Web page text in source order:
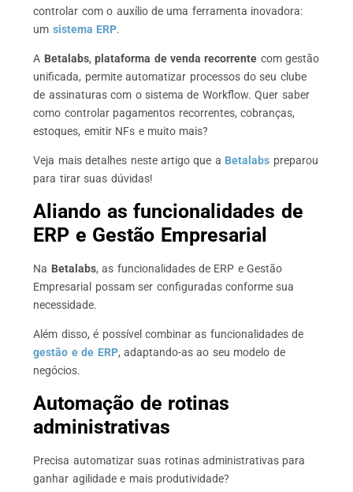
controlar com o auxílio de uma ferramenta inovadora:
um sistema ERP.
A Betalabs,plataforma de venda recorrente com gestão
unificada, permite automatizar processos do seu clube
de assinaturas com o sistema de Workflow.Quer saber
como controlar pagamentos recorrentes, cobranças,
estoques, emitir NFs e muito mais?
Veja mais detalhes neste artigo que a Betalabs preparou
para tirar suas dúvidas!
Aliando as funcionalidades de
ERP e Gestão Empresarial
Na Betalabs, as funcionalidades de ERP e Gestão
Empresarial possam ser configuradas conforme sua
necessidade.
Além disso, é possível combinar as funcionalidades de
gestão e de ERP, adaptando-as ao seu modelo de
negócios.
Automação de rotinas
administrativas
Precisa automatizar suas rotinas administrativas para
ganhar agilidade e mais produtividade?